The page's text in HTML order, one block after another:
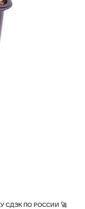
СДЭК ПО РОССИИ 🚀